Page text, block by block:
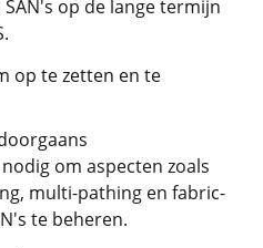
op de lange termijn
op te zetten en te
om aspecten zoals
multi-pathing en fabric-
te beheren.